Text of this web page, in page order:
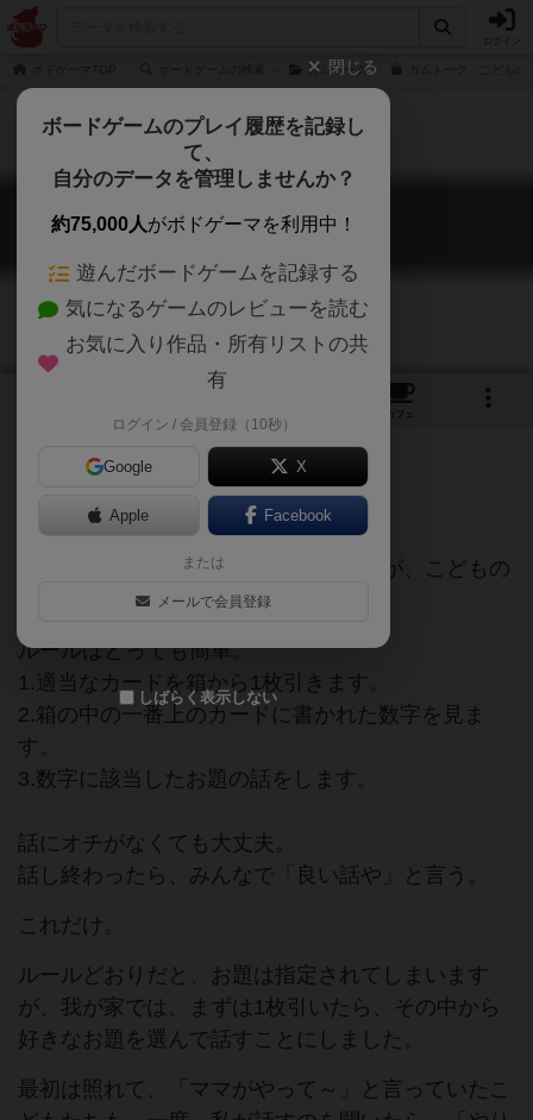
ガムトーク
ガムトークこども
Gum talk: Kodomo
カフェ
5歳息子と７歳娘と遊びました。
ゲームとは言わないのかもしれませんが、こどもの
話したい！をかなえてくれるアイテム。
ルールはとっても簡単。
1.適当なカードを箱から1枚引きます。
2.箱の中の一番上のカードに書かれた数字を見ま
す。
3.数字に該当したお題の話をします。
話にオチがなくても大丈夫。
話し終わったら、みんなで「良い話や」と言う。
これだけ。
ルールどおりだと、お題は指定されてしまいます
が、我が家では、まずは1枚引いたら、その中から
好きなお題を選んで話すことにしました。
最初は照れて、「ママがやって～」と言っていたこ
閉じる
ボードゲームのプレイ履歴を記録し
て、
自分のデータを管理しませんか？
約75,000人がボドゲーマを利用中！
遊んだボードゲームを記録する
気になるゲームのレビューを読む
お気に入り作品・所有リストの共
有
ログイン / 会員登録（10秒）
Google X
Apple Facebook
または
メールで会員登録
しばらく表示しない